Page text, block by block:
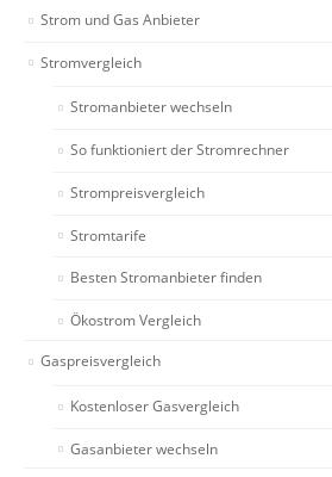
Strom und Gas Anbieter
Stromvergleich
Stromanbieter wechseln
So funktioniert der Stromrechner
Strompreisvergleich
Stromtarife
Besten Stromanbieter finden
Ökostrom Vergleich
Gaspreisvergleich
Kostenloser Gasvergleich
Gasanbieter wechseln